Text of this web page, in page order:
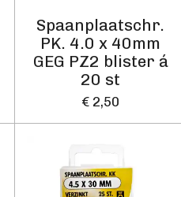
Spaanplaatschr.
PK. 4.0 x 40mm
GEG PZ2 blister á
20 st
€ 2,50